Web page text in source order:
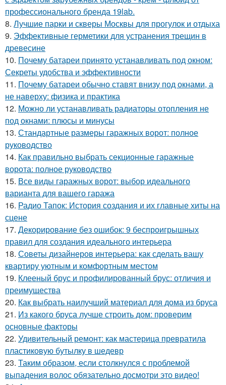
профессионального бренда 19lab.
8. Лучшие парки и скверы Москвы для прогулок и отдыха
9. Эффективные герметики для устранения трещин в
древесине
10. Почему батареи принято устанавливать под окном:
Секреты удобства и эффективности
11. Почему батареи обычно ставят внизу под окнами, а
не наверху: физика и практика
12. Можно ли устанавливать радиаторы отопления не
под окнами: плюсы и минусы
13. Стандартные размеры гаражных ворот: полное
руководство
14. Как правильно выбрать секционные гаражные
ворота: полное руководство
15. Все виды гаражных ворот: выбор идеального
варианта для вашего гаража
16. Радио Тапок: История создания и их главные хиты на
сцене
17. Декорирование без ошибок: 9 беспроигрышных
правил для создания идеального интерьера
18. Советы дизайнеров интерьера: как сделать вашу
квартиру уютным и комфортным местом
19. Клееный брус и профилированный брус: отличия и
преимущества
20. Как выбрать наилучший материал для дома из бруса
21. Из какого бруса лучше строить дом: проверим
основные факторы
22. Удивительный ремонт: как мастерица превратила
пластиковую бутылку в шедевр
23. Таким образом, если столкнулся с проблемой
выпадения волос обязательно досмотри это видео!